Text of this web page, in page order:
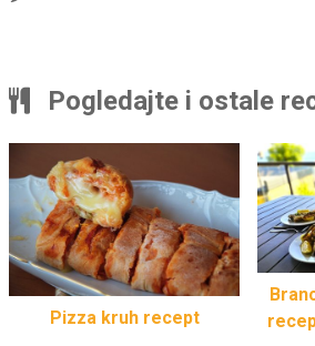
Pogledajte i ostale
Pizza kruh recept